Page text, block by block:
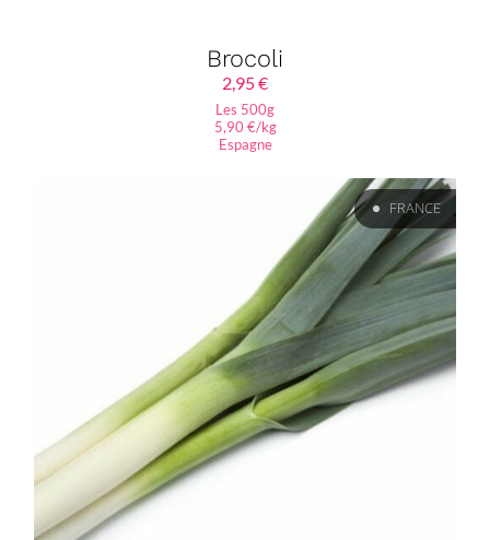
Brocoli
2,95€
Les 500g
5,90 €/kg
Espagne
FRANCE